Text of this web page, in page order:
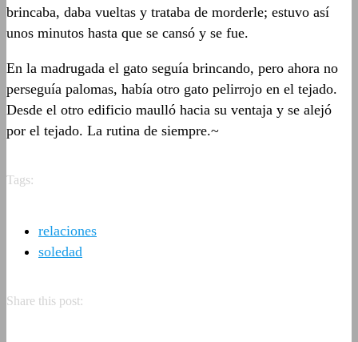
brincaba, daba vueltas y trataba de morderle; estuvo así
unos minutos hasta que se cansó y se fue.
En la madrugada el gato seguía brincando, pero ahora no
perseguía palomas, había otro gato pelirrojo en el tejado.
Desde el otro edificio maulló hacia su ventaja y se alejó
por el tejado. La rutina de siempre.~
Tags:
relaciones
soledad
Share this post: